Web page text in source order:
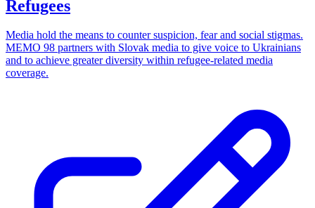
Refugees
Media hold the means to counter suspicion, fear and social stigmas.
MEMO 98 partners with Slovak media to give voice to Ukrainians
and to achieve greater diversity within refugee-related media
coverage.